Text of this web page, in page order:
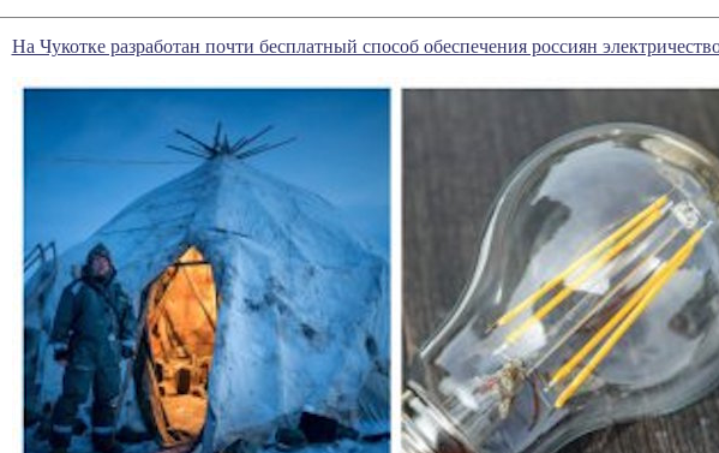
На Чукотке разработан почти бесплатный способ обеспечения россиян